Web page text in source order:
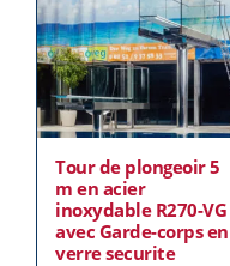
Tour de plongeoir 5
m en acier
inoxydable R270-VG
avec Garde-corps en
verre securite